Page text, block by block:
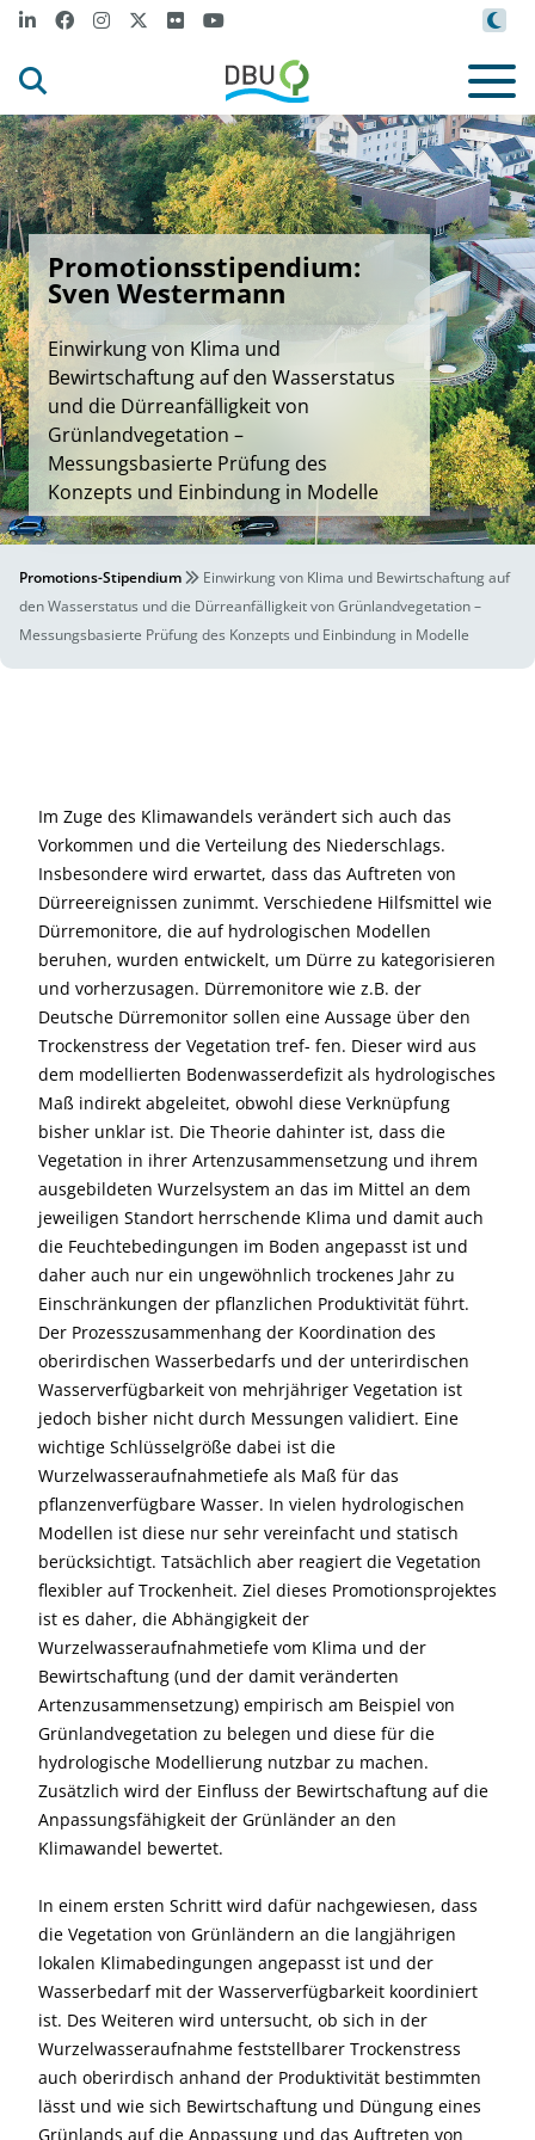
Promotionsstipendium:
Sven Westermann
Einwirkung von Klima und
Bewirtschaftung auf den Wasserstatus
und die Dürreanfälligkeit von
Grünlandvegetation –
Messungsbasierte Prüfung des
Konzepts und Einbindung in Modelle
Promotions-Stipendium
Einwirkung von Klima und Bewirtschaftung auf
den Wasserstatus und die Dürreanfälligkeit von Grünlandvegetation –
Messungsbasierte Prüfung des Konzepts und Einbindung in Modelle
Im Zuge des Klimawandels verändert sich auch das
Vorkommen und die Verteilung des Niederschlags.
Insbesondere wird erwartet, dass das Auftreten von
Dürreereignissen zunimmt. Verschiedene Hilfsmittel wie
Dürremonitore, die auf hydrologischen Modellen
beruhen, wurden entwickelt, um Dürre zu kategorisieren
und vorherzusagen. Dürremonitore wie z.B. der
Deutsche Dürremonitor sollen eine Aussage über den
Trockenstress der Vegetation tref- fen. Dieser wird aus
dem modellierten Bodenwasserdefizit als hydrologisches
Maß indirekt abgeleitet, obwohl diese Verknüpfung
bisher unklar ist. Die Theorie dahinter ist, dass die
Vegetation in ihrer Artenzusammensetzung und ihrem
ausgebildeten Wurzelsystem an das im Mittel an dem
jeweiligen Standort herrschende Klima und damit auch
die Feuchtebedingungen im Boden angepasst ist und
daher auch nur ein ungewöhnlich trockenes Jahr zu
Einschränkungen der pflanzlichen Produktivität führt.
Der Prozesszusammenhang der Koordination des
oberirdischen Wasserbedarfs und der unterirdischen
Wasserverfügbarkeit von mehrjähriger Vegetation ist
jedoch bisher nicht durch Messungen validiert. Eine
wichtige Schlüsselgröße dabei ist die
Wurzelwasseraufnahmetiefe als Maß für das
pflanzenverfügbare Wasser. In vielen hydrologischen
Modellen ist diese nur sehr vereinfacht und statisch
berücksichtigt. Tatsächlich aber reagiert die Vegetation
flexibler auf Trockenheit. Ziel dieses Promotionsprojektes
ist es daher, die Abhängigkeit der
Wurzelwasseraufnahmetiefe vom Klima und der
Bewirtschaftung (und der damit veränderten
Artenzusammensetzung) empirisch am Beispiel von
Grünlandvegetation zu belegen und diese für die
hydrologische Modellierung nutzbar zu machen.
Zusätzlich wird der Einfluss der Bewirtschaftung auf die
Anpassungsfähigkeit der Grünländer an den
Klimawandel bewertet.
In einem ersten Schritt wird dafür nachgewiesen, dass
die Vegetation von Grünländern an die langjährigen
lokalen Klimabedingungen angepasst ist und der
Wasserbedarf mit der Wasserverfügbarkeit koordiniert
ist. Des Weiteren wird untersucht, ob sich in der
Wurzelwasseraufnahme feststellbarer Trockenstress
auch oberirdisch anhand der Produktivität bestimmten
lässt und wie sich Bewirtschaftung und Düngung eines
Grünlands auf die Anpassung und das Auftreten von